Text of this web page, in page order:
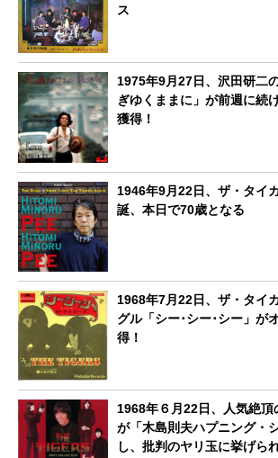
ス
1975年9月27日、沢田研二
ぎゆくままに」が前週に続
獲得！
1946年9月22日、ザ・タイ
誕、本日で70歳となる
1968年7月22日、ザ・タイ
グル「シー･シー･シー」が
得！
1968年６月22日、人気絶頂
が「木島則夫ハプニング・
し、批判のヤリ玉に挙げら